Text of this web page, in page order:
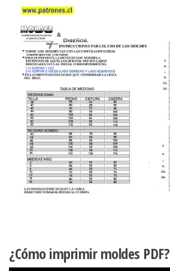
espalda
cantidad
¿Cómo imprimir moldes PDF?